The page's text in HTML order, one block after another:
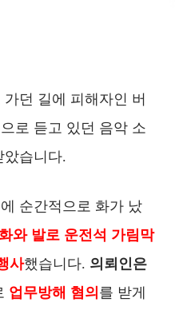
던 길에 피해자인 버
로 듣고 있던 음악 소
았습니다.
순간적으로 화가 났
와 발로 운전석 가림막
사했습니다. 의뢰인은
업무방해 혐의 를 받게